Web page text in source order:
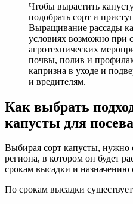
Чтобы вырастить
подобрать сорт и
Выращивание рассады
условиях возможно при
агротехнических
почвы, полив и
капризна в уходе и
и вредителям.
Как выбрать
капусты для
Выбирая сорт капусты, нужно
региона, в котором он будет
срокам высадки и назначению
По срокам высадки